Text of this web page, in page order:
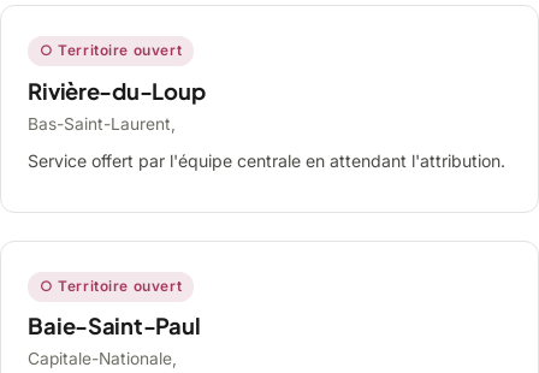
○ Territoire ouvert
Rivière-du-Loup
Bas-Saint-Laurent,
Service offert par l'équipe centrale en attendant l'attribution.
○ Territoire ouvert
Baie-Saint-Paul
Capitale-Nationale,